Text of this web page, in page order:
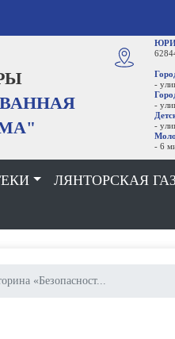
ЮРИДИЧЕСКИЙ
628449, ХМАО - Югра,
Городская библиотека
- улица Назаргалеева,
Городская библиотека
- улица Салавата
- улица Согласия, дом 5
Молодежная библиотека
- 6 микрорайон, дом 36
ЛЯНТОРСКАЯ
«Безопасност...